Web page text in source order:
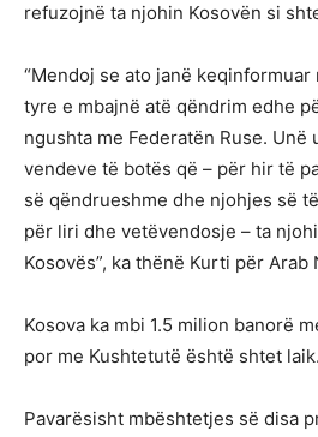
refuzojnë ta njohin Kosovën si
“Mendoj se ato janë keqinformuar
tyre e mbajnë atë qëndrim edhe
ngushta me Federatën Ruse.
vendeve të botës që – për hir të
së qëndrueshme dhe njohjes së
për liri dhe vetëvendosje – ta
Kosovës”, ka thënë Kurti për Arab
Kosova ka mbi 1.5 milion banorë
por me Kushtetutë është shtet laik.
Pavarësisht mbështetjes së disa